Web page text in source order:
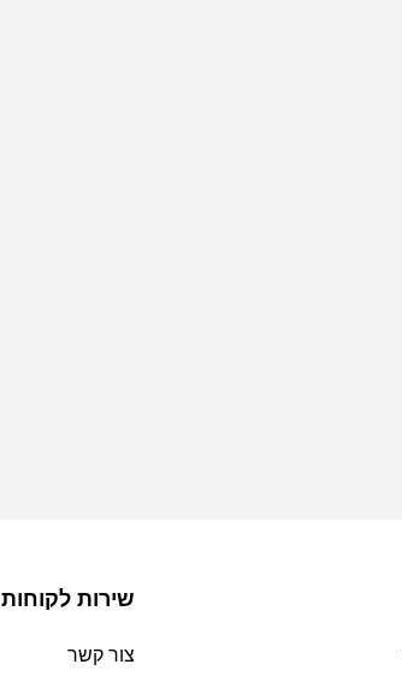
שירות לקוחות
צור קשר